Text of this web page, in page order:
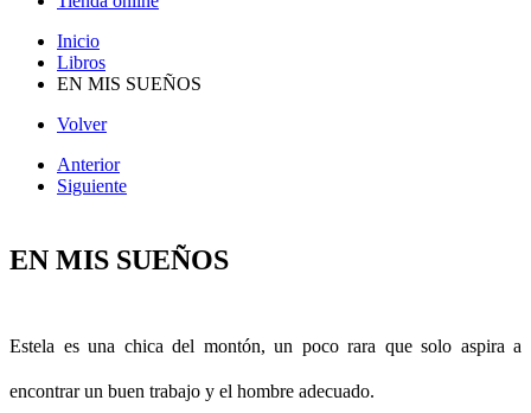
Inicio
Libros
EN MIS SUEÑOS
Volver
Anterior
Siguiente
EN MIS SUEÑOS
Estela es una chica del montón, un poco rara que solo aspira a
encontrar un buen trabajo y el hombre adecuado.